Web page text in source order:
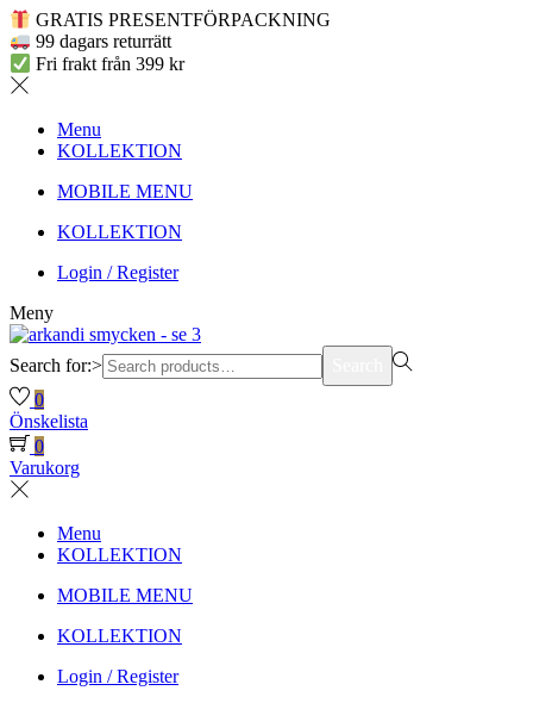
GRATIS PRESENTFÖRPACKNING
99 dagars returrätt
Fri frakt från 399 kr
Menu
KOLLEKTION
MOBILE MENU
KOLLEKTION
Login / Register
Meny
Search for:>
0
Önskelista
0
Varukorg
Menu
KOLLEKTION
MOBILE MENU
KOLLEKTION
Login / Register